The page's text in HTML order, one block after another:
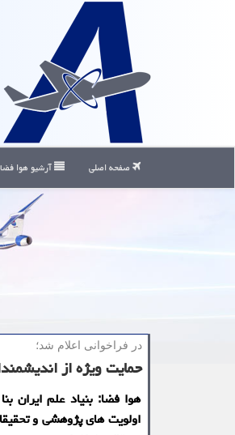
صفحه اصلی آرشیو هوا فضا
در فراخوانی اعلام شد؛
حمایت ویژه از اندیشمندان
هوا فضا: بنیاد علم ایران
اولویت های پژوهشی و